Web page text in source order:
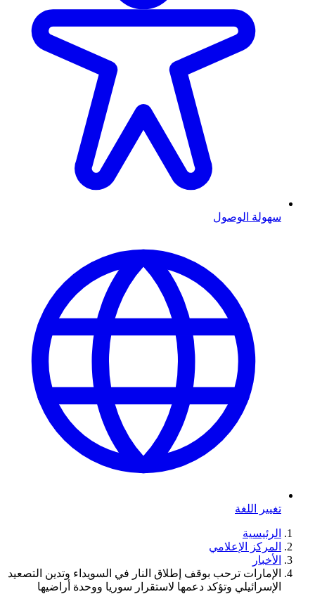
سهولة الوصول
تغيير اللغة
الرئيسية
المركز الإعلامي
الأخبار
الإمارات ترحب بوقف إطلاق النار في السويداء وتدين التصعيد
الإسرائيلي وتؤكد دعمها لاستقرار سوريا ووحدة أراضيها